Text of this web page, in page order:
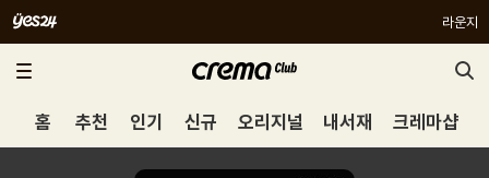
라운지
홈 추천 인기 신규 오리지널 내서재 크레마샵